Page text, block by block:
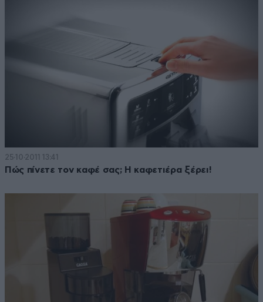
25·10·2011 13:41
Πώς πίνετε τον καφέ σας; Η καφετιέρα ξέρει!